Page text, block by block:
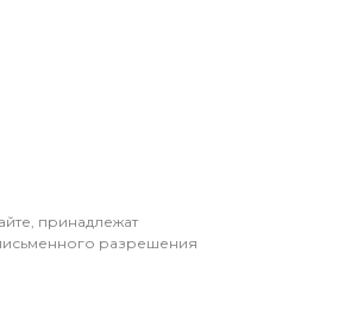
принадлежат
разрешения